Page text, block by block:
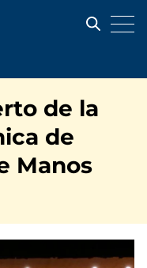
de la
de
Manos